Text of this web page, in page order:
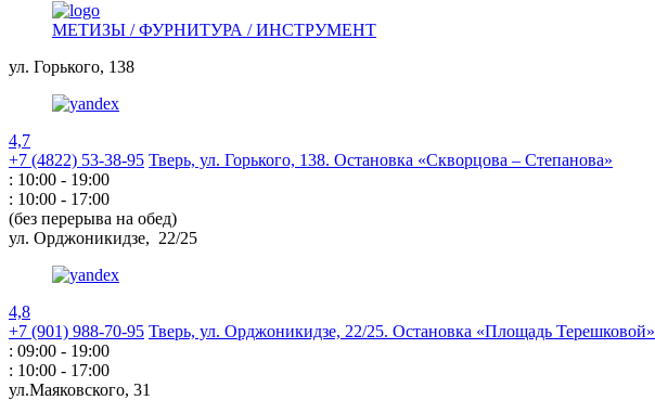
МЕТИЗЫ / ФУРНИТУРА / ИНСТРУМЕНТ
ул. Горького, 138
4,7
+7 (4822) 53-38-95 Тверь, ул. Горького, 138. Остановка «Скворцова – Степанова»
: 10:00 - 19:00
: 10:00 - 17:00
(без перерыва на обед)
ул. Орджоникидзе, 22/25
4,8
+7 (901) 988-70-95 Тверь, ул. Орджоникидзе, 22/25. Остановка «Площадь Терешковой»
: 09:00 - 19:00
: 10:00 - 17:00
ул.Маяковского, 31